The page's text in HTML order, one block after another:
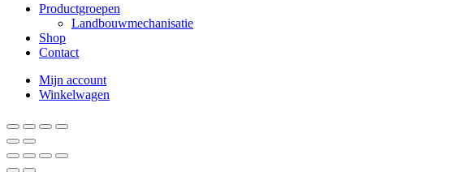
Close
Productgroepen
Landbouwmechanisatie
Shop
Contact
Mijn account
Winkelwagen